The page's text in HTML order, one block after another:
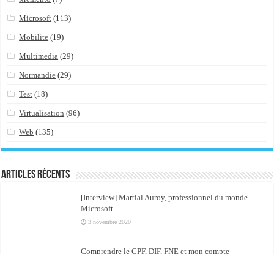
Microsoft (113)
Mobilite (19)
Multimedia (29)
Normandie (29)
Test (18)
Virtualisation (96)
Web (135)
Articles récents
[Interview] Martial Auroy, professionnel du monde
Microsoft
3 novembre 2020
Comprendre le CPF, DIF, FNE et mon compte